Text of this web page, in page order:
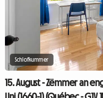
Schlofkummer
15. August - Zëmmer an